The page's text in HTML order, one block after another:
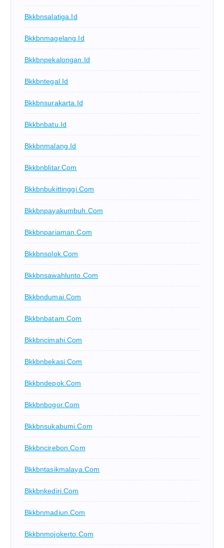
Bkkbnsalatiga.id
Bkkbnmagelang.id
Bkkbnpekalongan.id
Bkkbntegal.id
Bkkbnsurakarta.id
Bkkbnbatu.id
Bkkbnmalang.id
Bkkbnblitar.com
Bkkbnbukittinggi.com
Bkkbnpayakumbuh.com
Bkkbnpariaman.com
Bkkbnsolok.com
Bkkbnsawahlunto.com
Bkkbndumai.com
Bkkbnbatam.com
Bkkbncimahi.com
Bkkbnbekasi.com
Bkkbndepok.com
Bkkbnbogor.com
Bkkbnsukabumi.com
Bkkbncirebon.com
Bkkbntasikmalaya.com
Bkkbnkediri.com
Bkkbnmadiun.com
Bkkbnmojokerto.com